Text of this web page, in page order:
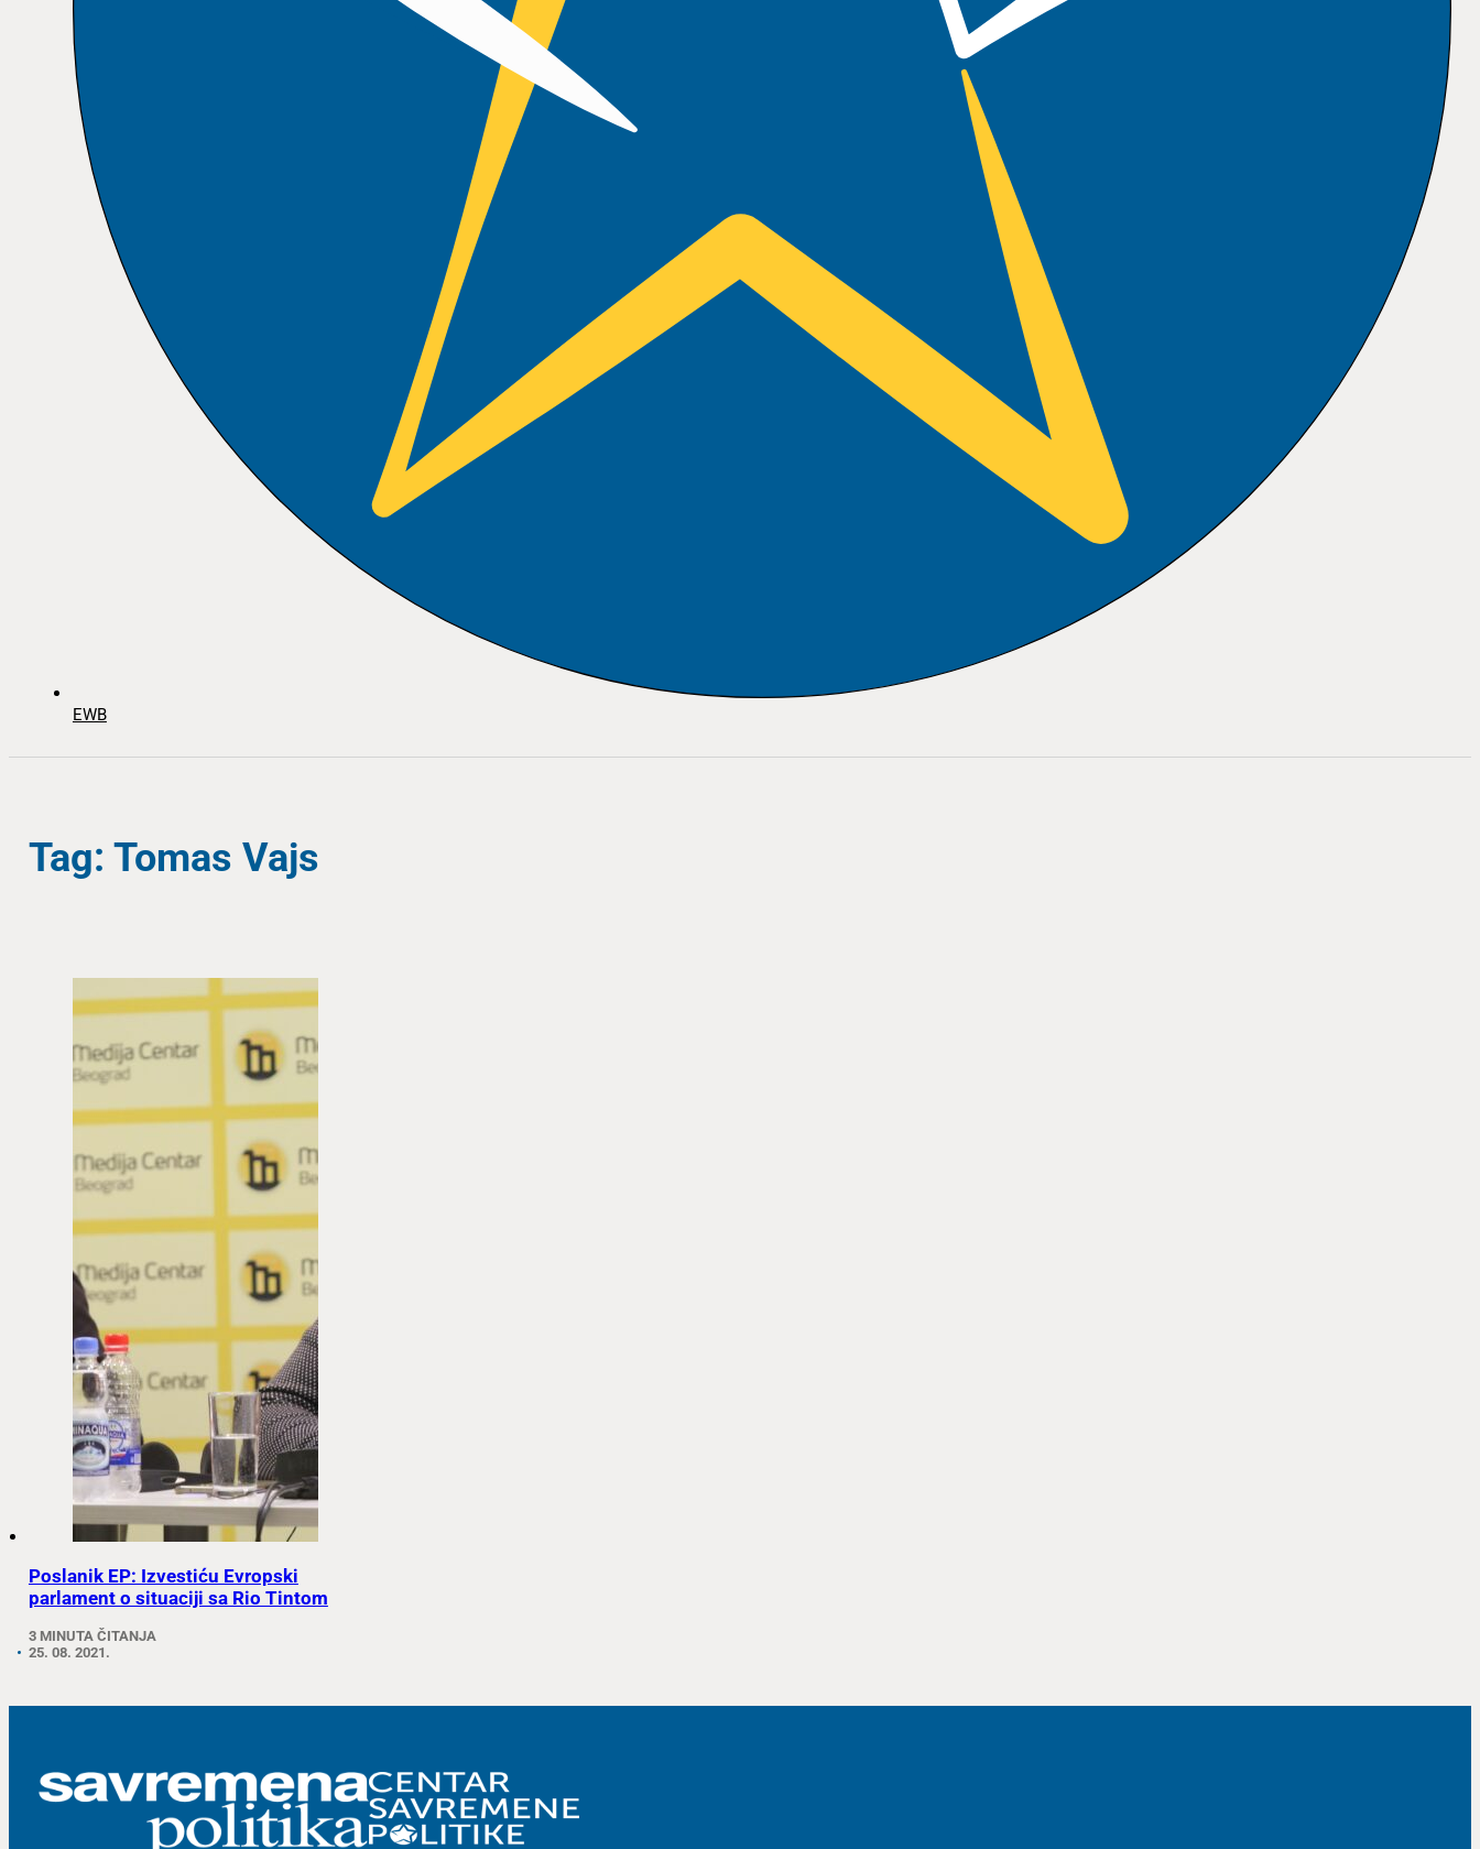
EWB
Tag: Tomas Vajs
Poslanik EP: Izvestiću Evropski
parlament o situaciji sa Rio Tintom
3 MINUTA ČITANJA
25. 08. 2021.